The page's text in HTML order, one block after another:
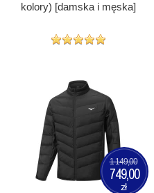
kolory) [damska i męska]
1 149,00
749,00
zł